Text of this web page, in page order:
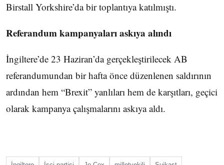
Birstall Yorkshire’da bir toplantıya katılmıştı.
Referandum kampanyaları askıya alındı
İngiltere’de 23 Haziran’da gerçekleştirilecek AB
referandumundan bir hafta önce düzenlenen saldırının
ardından hem “Brexit” yanlıları hem de karşıtları, geçici
olarak kampanya çalışmalarını askıya aldı.